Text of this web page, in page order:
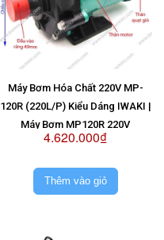
Máy Bơm Hóa Chất 220V MP-
120R (220L/P) Kiểu Dáng IWAKI |
Máy Bơm MP120R 220V
4.620.000₫
Thêm vào giỏ